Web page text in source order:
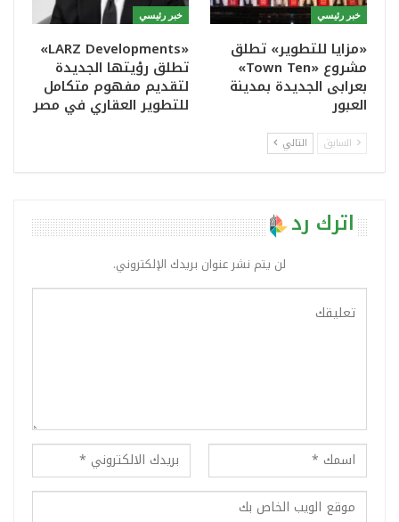
خبر رئيسي
«مزايا للتطوير» تطلق
مشروع «Town Ten»
بعرابى الجديدة بمدينة
العبور
خبر رئيسي
«LARZ Developments»
تطلق رؤيتها الجديدة
لتقديم مفهوم متكامل
للتطوير العقاري في مصر
السابق التالي
اترك رد
لن يتم نشر عنوان بريدك الإلكتروني.